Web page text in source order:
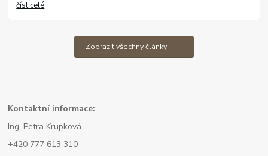
číst celé
Zobrazit všechny články
Kontaktní informace:
Ing. Petra Krupková
+420 777 613 310